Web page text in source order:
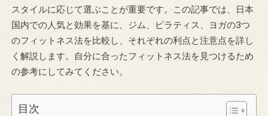
スタイルに応じて選ぶことが重要です。この記事では、日本
国内での人気と効果を基に、ジム、ピラティス、ヨガの3つ
のフィットネス法を比較し、それぞれの利点と注意点を詳し
く解説します。自分に合ったフィットネス法を見つけるため
の参考にしてみてください。
目次